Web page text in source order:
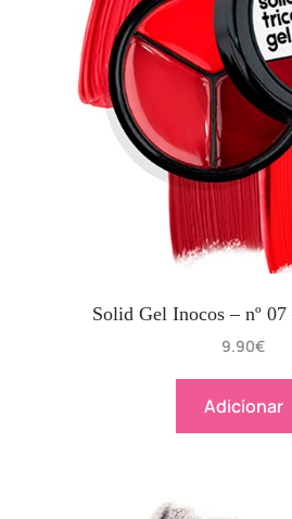
Solid Gel Inocos – nº
9.90€
Adicionar